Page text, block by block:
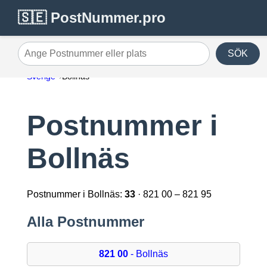
🇸🇪 PostNummer.pro
Ange Postnummer eller plats SÖK
Sverige Bollnäs
Postnummer i
Bollnäs
Postnummer i Bollnäs: 33· 821 00 – 821 95
Alla Postnummer
821 00- Bollnäs